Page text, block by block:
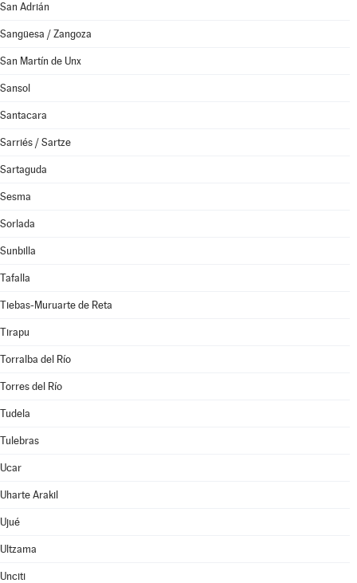
San Adrián
Sangüesa / Zangoza
San Martín de Unx
Sansol
Santacara
Sarriés / Sartze
Sartaguda
Sesma
Sorlada
Sunbilla
Tafalla
Tiebas-Muruarte de Reta
Tirapu
Torralba del Río
Torres del Río
Tudela
Tulebras
Ucar
Uharte Arakil
Ujué
Ultzama
Unciti